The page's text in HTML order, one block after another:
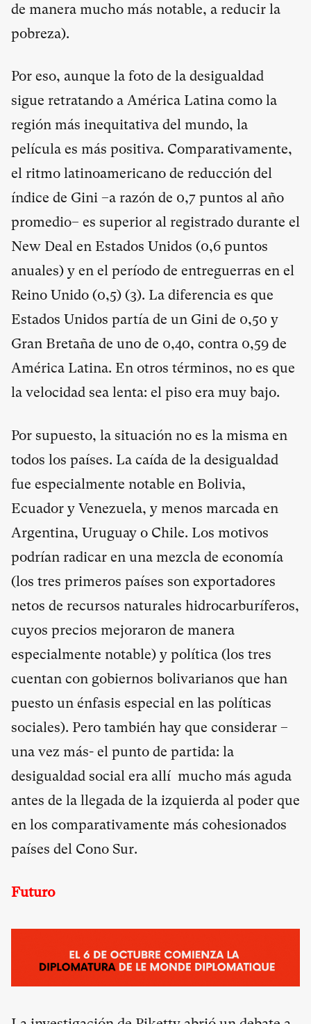
de manera mucho más notable, a reducir la
pobreza).
Por eso, aunque la foto de la desigualdad
sigue retratando a América Latina como la
región más inequitativa del mundo, la
película es más positiva. Comparativamente,
el ritmo latinoamericano de reducción del
índice de Gini –a razón de 0,7 puntos al año
promedio– es superior al registrado durante el
New Deal en Estados Unidos (0,6 puntos
anuales) y en el período de entreguerras en el
Reino Unido (0,5) (3). La diferencia es que
Estados Unidos partía de un Gini de 0,50 y
Gran Bretaña de uno de 0,40, contra 0,59 de
América Latina. En otros términos, no es que
la velocidad sea lenta: el piso era muy bajo.
Por supuesto, la situación no es la misma en
todos los países. La caída de la desigualdad
fue especialmente notable en Bolivia,
Ecuador y Venezuela, y menos marcada en
Argentina, Uruguay o Chile. Los motivos
podrían radicar en una mezcla de economía
(los tres primeros países son exportadores
netos de recursos naturales hidrocarburíferos,
cuyos precios mejoraron de manera
especialmente notable) y política (los tres
cuentan con gobiernos bolivarianos que han
puesto un énfasis especial en las políticas
sociales). Pero también hay que considerar –
una vez más- el punto de partida: la
desigualdad social era allí mucho más aguda
antes de la llegada de la izquierda al poder que
en los comparativamente más cohesionados
países del Cono Sur.
Futuro